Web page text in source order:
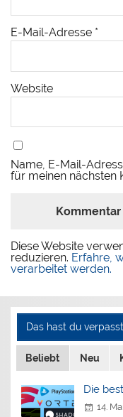
E-Mail-Adresse *
Website
Name, E-Mail-
für meinen nächsten
Diese Website
reduzieren. Erfahre,
verarbeitet werden.
Das hast du
Beliebt Neu
Die
14.